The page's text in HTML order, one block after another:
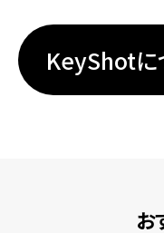
KeyShotに
お